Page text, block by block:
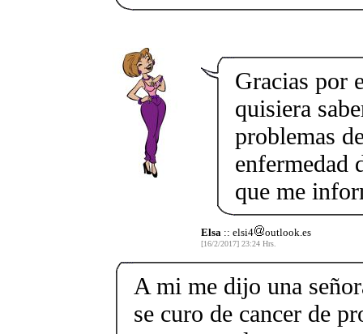
Gracias por
quisiera
problemas
enfermedad
que me
Elsa :: elsi4 outlook.es
[16/2/2017] 23:24 Hrs.
A mi me dijo una
se curo de cancer de